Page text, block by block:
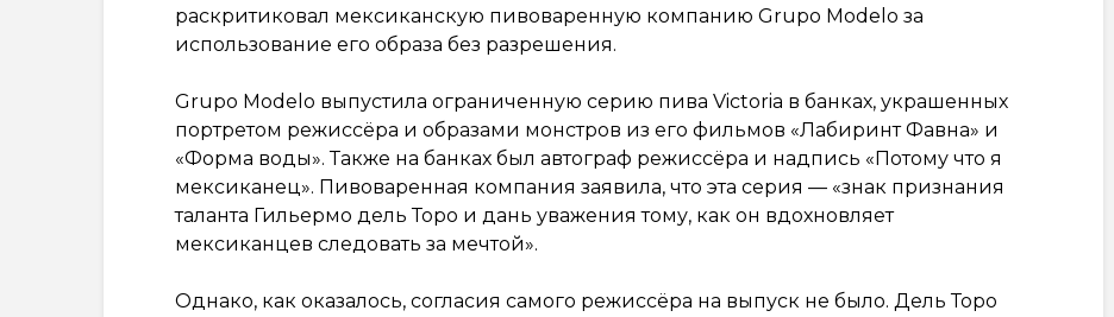
раскритиковал мексиканскую пивоваренную компанию Grupo Modelo за
использование его образа без разрешения.
Grupo Modelo выпустила ограниченную серию пива Victoria в банках, украшенных
портретом режиссёра и образами монстров из его фильмов «Лабиринт Фавна» и
«Форма воды». Также на банках был автограф режиссёра и надпись «Потому что я
мексиканец». Пивоваренная компания заявила, что эта серия — «знак признания
таланта Гильермо дель Торо и дань уважения тому, как он вдохновляет
мексиканцев следовать за мечтой».
Однако, как оказалось, согласия самого режиссёра на выпуск не было. Дель Торо